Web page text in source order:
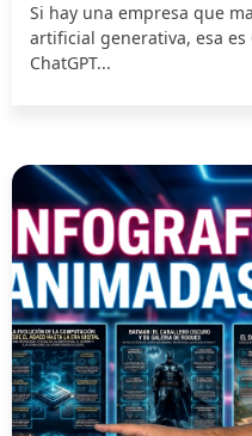
Si hay una empresa que
artificial generativa, esa
ChatGPT...